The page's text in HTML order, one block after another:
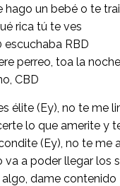
hago un bebé o te
rica tú te ves
escuchaba RBD
perreo, toa la
CBD
élite (Ey), no te me
lo que amerite y
(Ey), no te me
va a poder llegar los
algo, dame contenido